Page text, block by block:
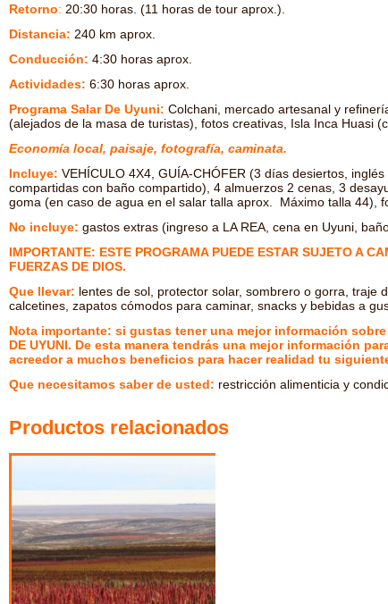
Retorno: 20:30 horas. (11 horas de tour aprox.).
Distancia: 240 km aprox.
Conducción: 4:30 horas aprox.
Actividades: 6:30 horas aprox.
Programa Salar De Uyuni: Colchani, mercado artesanal y
(alejados de la masa de turistas), fotos creativas, Isla Inca Huasi
Economía local, paisaje, fotografía, caminata.
Incluye: VEHÍCULO 4X4, GUÍA-CHÓFER (3 días desiertos,
compartidas con baño compartido), 4 almuerzos 2 cenas, 3
goma (en caso de agua en el salar talla aprox. Máximo talla 44),
No incluye: gastos extras (ingreso a LA REA, cena en Uyuni,
IMPORTANTE: ESTE PROGRAMA PUEDE ESTAR SUJETO A
FUERZAS DE DIOS.
Que llevar: lentes de sol, protector solar, sombrero o gorra, traje
calcetines, zapatos cómodos para caminar, snacks y bebidas a
Nota importante: si gustas tener una mejor información
DE UYUNI. De esta manera tendrás una mejor información
acreedor a muchos beneficios para hacer realidad tu
Que necesitamos saber de usted: restricción alimenticia y
Productos relacionados